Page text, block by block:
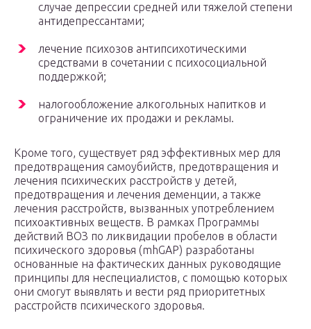
случае депрессии средней или тяжелой степени
антидепрессантами;
лечение психозов антипсихотическими
средствами в сочетании с психосоциальной
поддержкой;
налогообложение алкогольных напитков и
ограничение их продажи и рекламы.
Кроме того, существует ряд эффективных мер для
предотвращения самоубийств, предотвращения и
лечения психических расстройств у детей,
предотвращения и лечения деменции, а также
лечения расстройств, вызванных употреблением
психоактивных веществ. В рамках Программы
действий ВОЗ по ликвидации пробелов в области
психического здоровья (mhGAP) разработаны
основанные на фактических данных руководящие
принципы для неспециалистов, с помощью которых
они смогут выявлять и вести ряд приоритетных
расстройств психического здоровья.